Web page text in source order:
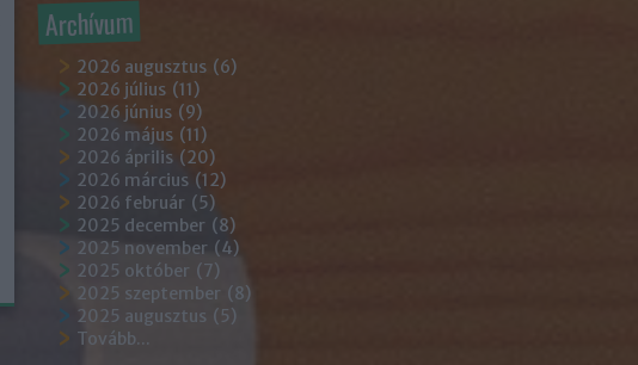
Archívum
2026 augusztus (6)
2026 július (11)
2026 június (9)
2026 május (11)
2026 április (20)
2026 március (12)
2026 február (5)
2025 december (8)
2025 november (4)
2025 október (7)
2025 szeptember (8)
2025 augusztus (5)
Tovább...